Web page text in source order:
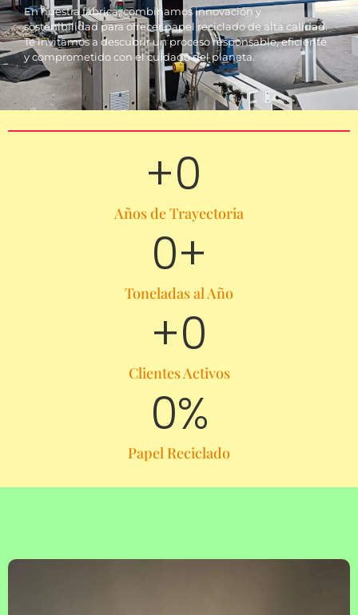
En nuestra fábrica, combinamos innovación y
sostenibilidad para ofrecer papel reciclado de alta calidad.
Te invitamos a descubrir un proceso responsable, eficiente
y comprometido con el cuidado del planeta.
Años de Trayectoria
+0
Toneladas al Año
0+
Clientes Activos
+0
Papel Reciclado
0%